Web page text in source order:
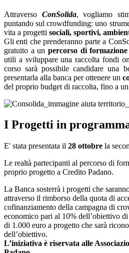
Attraverso ConSolida, vogliamo
puntando sul crowdfunding: uno
vita a progetti sociali, sportivi,
Gli enti che prenderanno parte a
gratuito a un percorso di formazione
utili a sviluppare una raccolta fondi
corso sarà possibile candidare una
presentarla alla banca per ottenere un
del proprio budget di raccolta, fino a
I Progetti in
E' stata presentata il 28 ottobre la
Le realtà partecipanti al percorso di
proprio progetto a Credito Padano.
La Banca sosterrà i progetti che
attraverso il rimborso della quota di
cofinanziamento della campagna di
economico pari al 10% dell’obiettivo
di 1.000 euro a progetto che sarà
dell’obiettivo.
L’iniziativa è riservata alle